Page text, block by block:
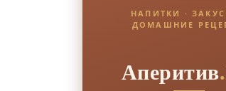
НАПИТКИ ·
ДОМАШНИЕ
Аперитив